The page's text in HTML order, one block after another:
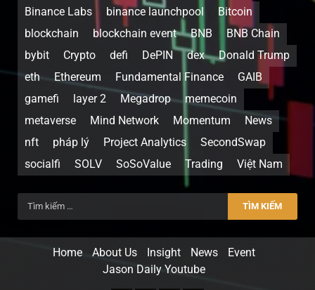
Binance Labs
binance launchpool
Bitcoin
blockchain
blockchain event BNB
BNB Chain
bybit
Crypto defi DePIN dex
Donald Trump
eth
Ethereum Fundamental Finance
GAIB
gamefi
layer 2 Megadrop
memecoin
metaverse
Mind Network Momentum
News
nft
pháp lý Project Analytics
SecondSwap
socialfi
SOLV SoSoValue Trading Việt Nam
Home About Us Insight News
Event
Jason Daily Youtube